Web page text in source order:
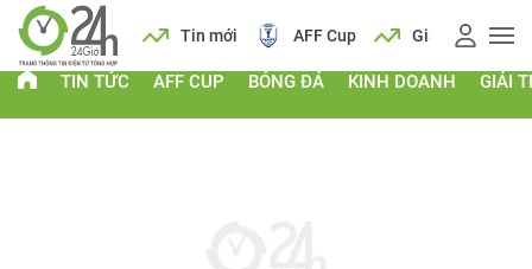
Lịch Tin mới AFF Cup Giá vàng
TIN TỨC AFF CUP BÓNG ĐÁ KINH DOANH GIẢI